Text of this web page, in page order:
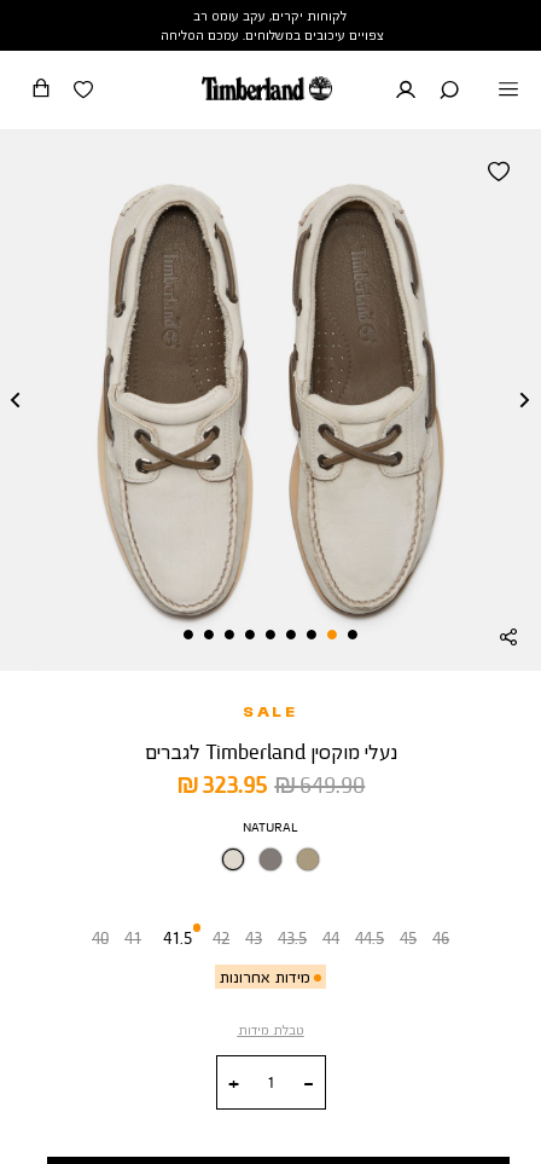
לקוחות יקרים, עקב עומס רב
צפויים עיכובים במשלוחים. עמכם הסליחה
SALE
נעלי מוקסין Timberland לגברים
מחיר
מוצר
323.95 ₪
מחיר
649.90 ₪
צבע
NATURAL
40 41 41.5
מידות אחרונות
42 43 43.5 44 44.5 45 46
טבלת מידות